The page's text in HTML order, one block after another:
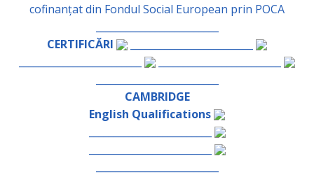
cofinanțat din Fondul Social European prin POCA
CERTIFICĂRI
CAMBRIDGE
English Qualifications